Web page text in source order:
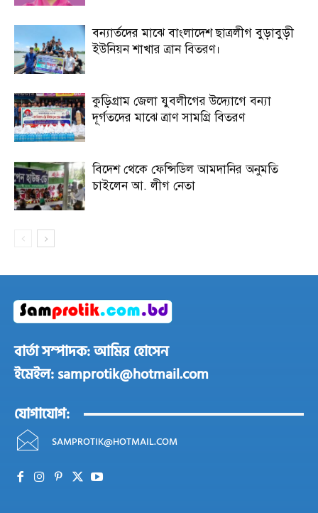
বন্যার্তদের মাঝে বাংলাদেশ ছাত্রলীগ বুড়াবুড়ী
ইউনিয়ন শাখার ত্রান বিতরণ।
কুড়িগ্রাম জেলা যুবলীগের উদ্যোগে বন্যা
দূর্গতদের মাঝে ত্রাণ সামগ্রি বিতরণ
বিদেশ থেকে ফেন্সিডিল আমদানির অনুমতি
চাইলেন আ. লীগ নেতা
বার্তা সম্পাদক: আমির হোসেন
ইমেইল: samprotik@hotmail.com
যোগাযোগ:
SAMPROTIK@HOTMAIL.COM